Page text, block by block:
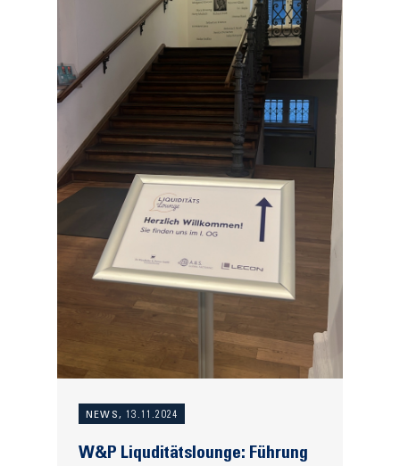
NEWS, 13.11.2024
W&P Liquditätslounge: Führung